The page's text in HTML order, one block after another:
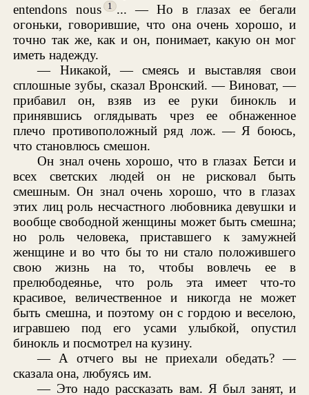
entendons nous
1 ... — Но в глазах ее бегали
огоньки, говорившие, что она очень хорошо, и
точно так же, как и он, понимает, какую он мог
иметь надежду.
— Никакой, — смеясь и выставляя свои
сплошные зубы, сказал Вронский. — Виноват, —
прибавил он, взяв из ее руки бинокль и
принявшись оглядывать чрез ее обнаженное
плечо противоположный ряд лож. — Я боюсь,
что становлюсь смешон.
Он знал очень хорошо, что в глазах Бетси и
всех светских людей он не рисковал быть
смешным. Он знал очень хорошо, что в глазах
этих лиц роль несчастного любовника девушки и
вообще свободной женщины может быть смешна;
но роль человека, приставшего к замужней
женщине и во что бы то ни стало положившего
свою жизнь на то, чтобы вовлечь ее в
прелюбодеянье, что роль эта имеет что-то
красивое, величественное и никогда не может
быть смешна, и поэтому он с гордою и веселою,
игравшею под его усами улыбкой, опустил
бинокль и посмотрел на кузину.
— А отчего вы не приехали обедать? —
сказала она, любуясь им.
— Это надо рассказать вам. Я был занят, и